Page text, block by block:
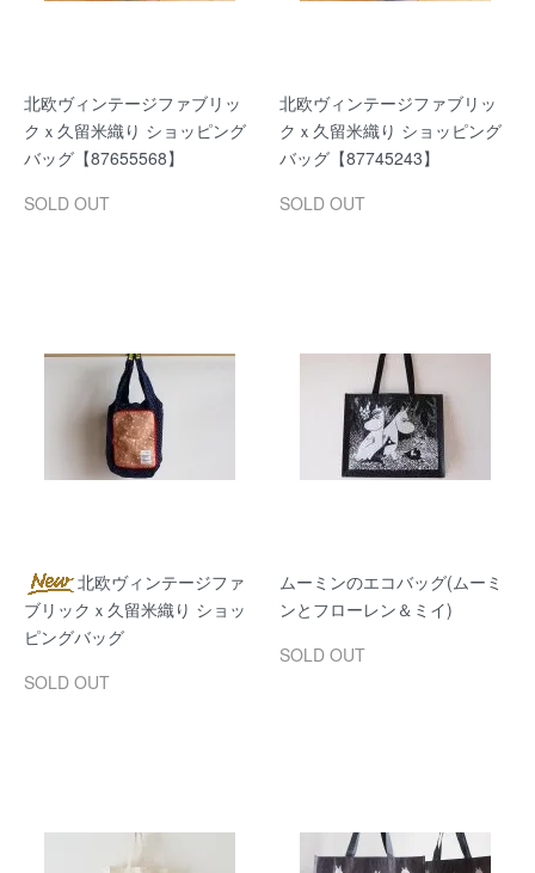
北欧ヴィンテージファブリッ
クｘ久留米織り ショッピング
バッグ【87655568】
SOLD OUT
北欧ヴィンテージファブリッ
クｘ久留米織り ショッピング
バッグ【87745243】
SOLD OUT
北欧ヴィンテージファ
ブリックｘ久留米織り ショッ
ピングバッグ
SOLD OUT
ムーミンのエコバッグ(ムーミ
ンとフローレン＆ミイ)
SOLD OUT